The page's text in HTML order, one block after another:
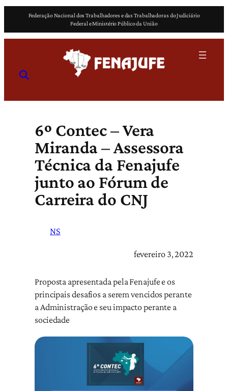
o
Federação Nacional dos Trabalhadores e das Trabalhadoras do Judiciário
Federal e Ministério Público da União
6º Contec – Vera
Miranda – Assessora
Técnica da Fenajufe
junto ao Fórum de
Carreira do CNJ
NS
fevereiro 3, 2022
Proposta apresentada pela Fenajufe e os
principais desafios a serem vencidos perante
a Administração e seu impacto perante a
sociedade